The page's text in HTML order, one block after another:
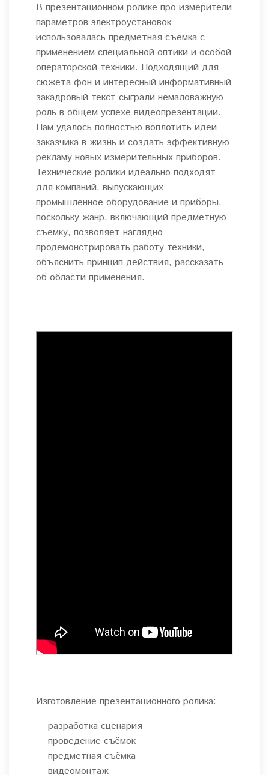
В презентационном ролике про измерители
параметров электроустановок
использовалась предметная съемка с
применением специальной оптики и особой
операторской техники. Подходящий для
сюжета фон и интересный информативный
закадровый текст сыграли немаловажную
роль в общем успехе видеопрезентации.
Нам удалось полностью воплотить идеи
заказчика в жизнь и создать эффективную
рекламу новых измерительных приборов.
Технические ролики идеально подходят
для компаний, выпускающих
промышленное оборудование и приборы,
поскольку жанр, включающий предметную
съемку, позволяет наглядно
продемонстрировать работу техники,
объяснить принцип действия, рассказать
об области применения.
Изготовление презентационного ролика:
разработка сценария
проведение съёмок
предметная съёмка
видеомонтаж